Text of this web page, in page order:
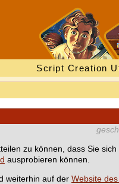
Script Creation
zu können, dass Sie
ausprobieren können.
weiterhin auf der Website